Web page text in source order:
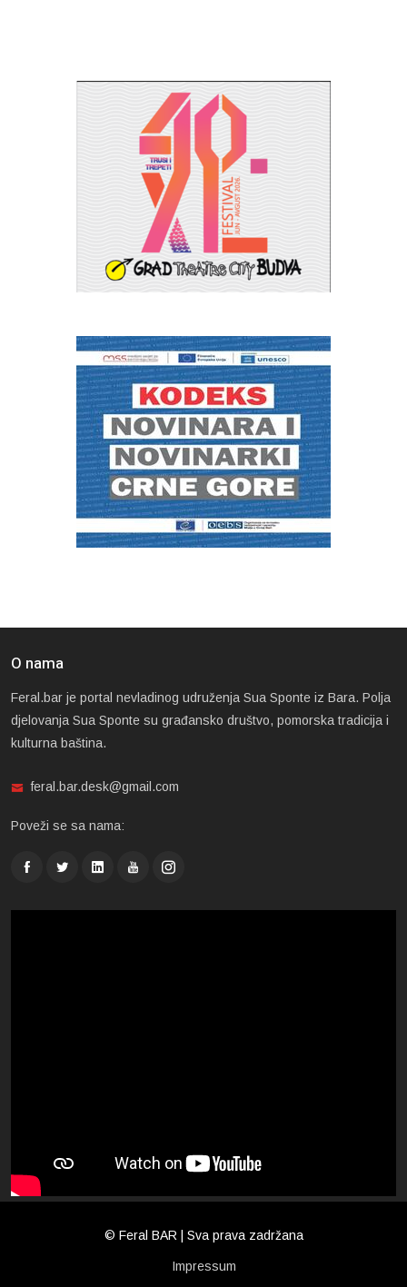
O nama
Feral.bar je portal nevladinog udruženja Sua Sponte iz Bara. Polja
djelovanja Sua Sponte su građansko društvo, pomorska tradicija i
kulturna baština.
feral.bar.desk@gmail.com
Poveži se sa nama:
© Feral BAR | Sva prava zadržana
Impressum